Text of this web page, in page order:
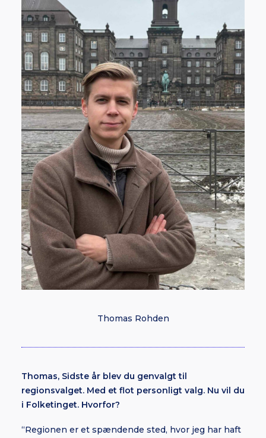
Thomas Rohden
Thomas, Sidste år blev du genvalgt til
regionsvalget. Med et flot personligt valg. Nu vil du
i Folketinget. Hvorfor?
“Regionen er et spændende sted, hvor jeg har haft